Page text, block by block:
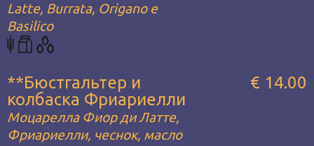
Latte, Burrata, Origano e
Basilico
**Бюстгальтер и
колбаска Фриариелли
Моцарелла Фиор ди Латте,
Фриариелли, чеснок, масло
€ 14.00